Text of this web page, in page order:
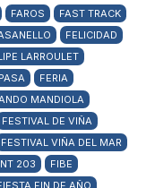
FAROS
FAST TRACK
FELICIDAD
LARROULET
FERIA
MANDIOLA
FESTIVAL DE VIÑA
FESTIVAL VIÑA DEL MAR
203
FIBE